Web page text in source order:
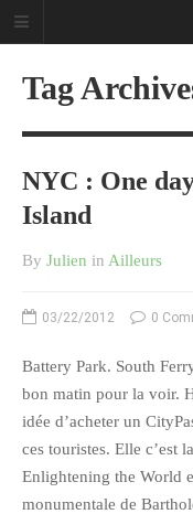
CATÉGORIES
Ailleurs
Créa
Culture
Ma Vie.com
Miaaam!
Tag
NYC : One
Island
By Julien in Ailleurs
03/22/2012 0
Battery Park. South
bon matin pour la voir.
idée d’acheter un
ces touristes. Elle c’est
Enlightening the World
monumentale de